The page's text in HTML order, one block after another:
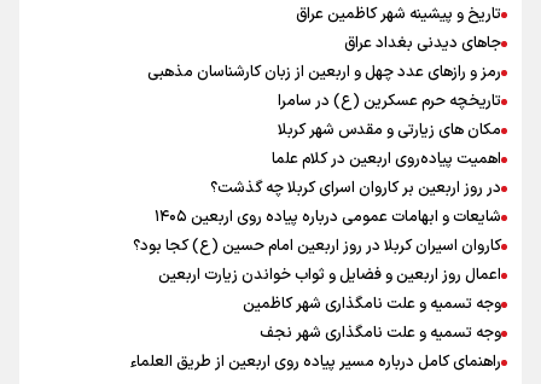
تاریخ و پیشینه شهر کاظمین عراق
جاهای دیدنی بغداد عراق
رمز و رازهای عدد چهل و اربعین از زبان کارشناسان مذهبی
تاریخچه حرم عسکرین (ع) در سامرا
مکان های زیارتی و مقدس شهر کربلا
اهمیت پیاده‌روی اربعین در کلام علما
در روز اربعین بر کاروان اسرای کربلا چه گذشت؟
شایعات و ابهامات عمومی درباره پیاده روی اربعین ۱۴۰۵
کاروان اسیران کربلا در روز اربعین امام حسین (ع) کجا بود؟
اعمال روز اربعین و فضایل و ثواب خواندن زیارت اربعین
وجه تسمیه و علت نامگذاری شهر کاظمین
وجه تسمیه و علت نامگذاری شهر نجف
راهنمای کامل درباره مسیر پیاده روی اربعین از طریق العلماء